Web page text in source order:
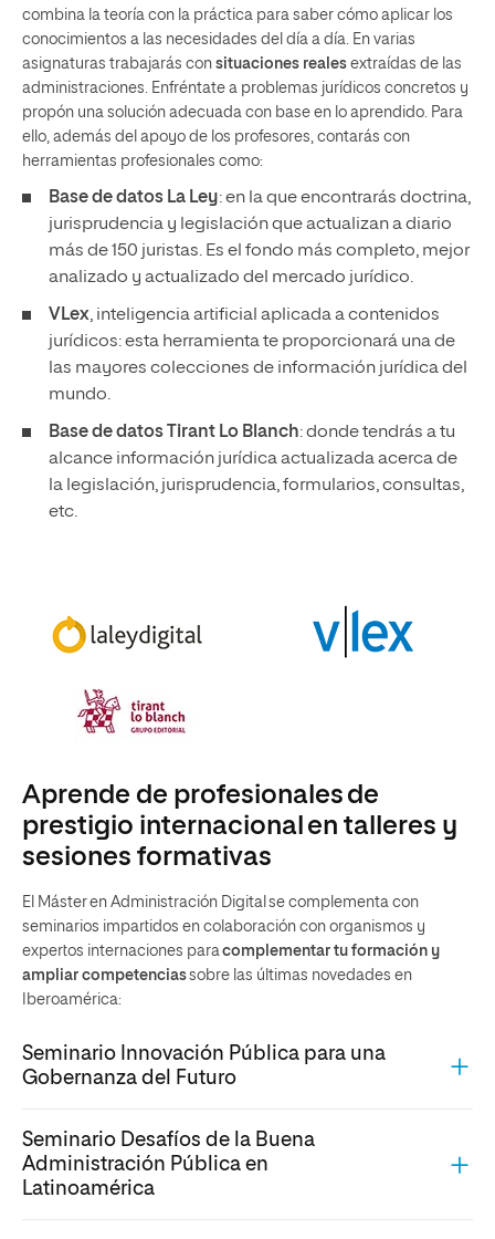
combina la teoría con la práctica para saber cómo aplicar los
conocimientos a las necesidades del día a día. En varias
asignaturas trabajarás con situaciones reales extraídas de las
administraciones. Enfréntate a problemas jurídicos concretos y
propón una solución adecuada con base en lo aprendido. Para
ello, además del apoyo de los profesores, contarás con
herramientas profesionales como:
Base de datos La Ley: en la que encontrarás doctrina,
jurisprudencia y legislación que actualizan a diario
más de 150 juristas. Es el fondo más completo, mejor
analizado y actualizado del mercado jurídico.
VLex, inteligencia artificial aplicada a contenidos
jurídicos: esta herramienta te proporcionará una de
las mayores colecciones de información jurídica del
mundo.
Base de datos Tirant Lo Blanch: donde tendrás a tu
alcance información jurídica actualizada acerca de
la legislación, jurisprudencia, formularios, consultas,
etc.
Aprende de profesionales de
prestigio internacional en talleres y
sesiones formativas
El Máster en Administración Digital se complementa con
seminarios impartidos en colaboración con organismos y
expertos internaciones paracomplementar tu formación y
ampliar competenciassobre las últimas novedades en
Iberoamérica:
Seminario Innovación Pública para una
Gobernanza del Futuro
Seminario Desafíos de la Buena
Administración Pública en
Latinoamérica